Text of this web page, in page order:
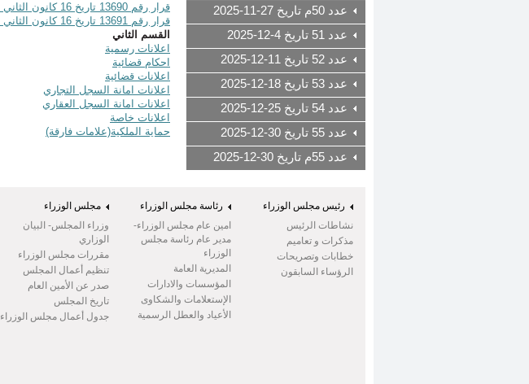
عدد 50م تاريخ 27-11-2025
عدد 51 تاريخ 4-12-2025
عدد 52 تاريخ 11-12-2025
عدد 53 تاريخ 18-12-2025
عدد 54 تاريخ 25-12-2025
عدد 55 تاريخ 30-12-2025
عدد 55م تاريخ 30-12-2025
قرار رقم 13690 تاريخ 16 كانون الثاني سنة 2025 لائحة شركات التحاويل النقدية بالوسائل الالكترونية
قرار رقم 13691 تاريخ 16 كانون الثاني سنة 2025 لائحة «كونتوارات التسليف»
القسم الثاني
اعلانات رسمية
احكام قضائية
اعلانات قضائية
اعلانات امانة السجل التجاري
اعلانات امانة السجل العقاري
اعلانات خاصة
حماية الملكية(علامات فارقة)
رئيس مجلس الوزراء
نشاطات الرئيس
مذكرات و تعاميم
خطابات وتصريحات
الرؤساء السابقون
رئاسة مجلس الوزراء
امين عام مجلس الوزراء-
مدير عام رئاسة مجلس
الوزراء
المديرية العامة
المؤسسات والادارات
الإستعلامات والشكاوى
الأعياد والعطل الرسمية
مجلس الوزراء
وزراء المجلس- البيان
الوزاري
مقررات مجلس الوزراء
تنظيم أعمال المجلس
صدر عن الأمين العام
تاريخ المجلس
جدول أعمال مجلس الوزراء